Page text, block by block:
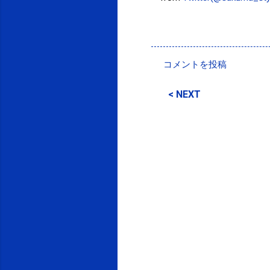
メ
コメントを投稿
< NEXT